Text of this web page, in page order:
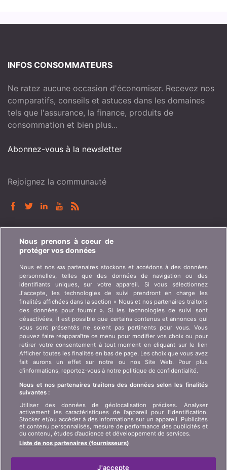
INFOS CONSOMMATEURS
Ne ratez aucune occasion d'économiser. Recevez nos
comparatifs, conseils et astuces dans les domaines
tels que l'assurance, la finance, produits de
consommation et bien plus...
Abonnez-vous à la newsletter
Rejoignez la communauté
BONUS.CH
comparatifs ? Demande de presse, partenariat,
publicité, ...
Qui sommes-nous ?
Contact
Publicité
Affiliation / Partenariat
Presse
Information client art. 45
LSA
Protection des données
Informations juridiques
Plan du site
LANGUE
FR IT
Nous prenons à coeur de
protéger vos données
Nous et nos638 partenaires stockons et accédons à des données
personnelles, telles que des données de navigation ou des
identifiants uniques, sur votre appareil. Si vous sélectionnez
J'accepte, les technologies de suivi prendront en charge les
finalités affichées dans la section « Nous et nos partenaires traitons
des données pour fournir ». Si les technologies de suivi sont
désactivées, il est possible que certains contenus et annonces qui
vous sont présentés ne soient pas pertinents pour vous. Vous
pouvez faire réapparaître ce menu pour modifier vos choix ou pour
retirer votre consentement à tout moment en cliquant sur le lien
Afficher toutes les finalités en bas de page. Les choix que vous avez
fait aurons un effet sur notre ou nos Site Web. Pour plus
d’informations, reportez-vous à notre politique de confidentialité.
Nous et nos partenaires traitons des données selon les finalités
suivantes :
Utiliser des données de géolocalisation précises. Analyser
activement les caractéristiques de l’appareil pour l’identification.
Stocker et/ou accéder à des informations sur un appareil. Publicités
et contenu personnalisés, mesure de performance des publicités et
du contenu, études d’audience et développement de services.
Liste de nos partenaires (fournisseurs)
J'accepte